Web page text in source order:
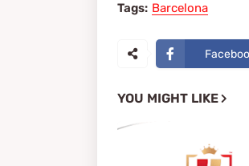
Tags: Barcelona
YOU MIGHT LIKE